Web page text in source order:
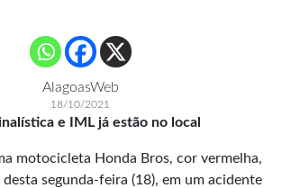
AlagoasWeb
18/10/2021
e IML já estão no local
motocicleta Honda Bros, cor vermelha,
segunda-feira (18), em um acidente